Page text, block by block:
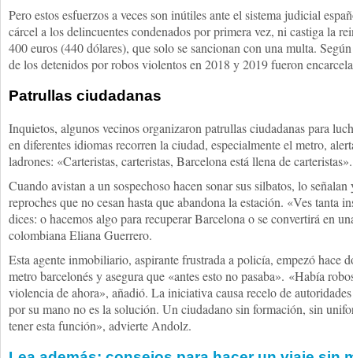
Pero estos esfuerzos a veces son inútiles ante el sistema judicial
cárcel a los delincuentes condenados por primera vez, ni castiga la
400 euros (440 dólares), que solo se sancionan con una multa.
de los detenidos por robos violentos en 2018 y 2019 fueron
Patrullas ciudadanas
Inquietos, algunos vecinos organizaron patrullas ciudadanas para
en diferentes idiomas recorren la ciudad, especialmente el metro,
ladrones: «Carteristas, carteristas, Barcelona está llena de carteristas».
Cuando avistan a un sospechoso hacen sonar sus silbatos, lo
reproches que no cesan hasta que abandona la estación. «Ves tanta
dices: o hacemos algo para recuperar Barcelona o se convertirá en
colombiana Eliana Guerrero.
Esta agente inmobiliario, aspirante frustrada a policía, empezó hace
metro barcelonés y asegura que «antes esto no pasaba». «Había
violencia de ahora», añadió. La iniciativa causa recelo de
por su mano no es la solución. Un ciudadano sin formación, sin
tener esta función», advierte Andolz.